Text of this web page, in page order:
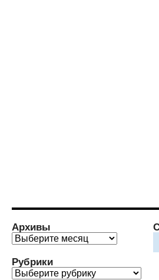
Архивы
Архивы
Рубрики
Рубрики